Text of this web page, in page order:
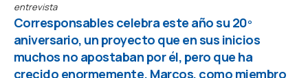
entrevista
Corresponsables celebra este año su 20º
aniversario, un proyecto que en sus inicios
muchos no apostaban por él, pero que ha
crecido enormemente. Marcos, como miembro